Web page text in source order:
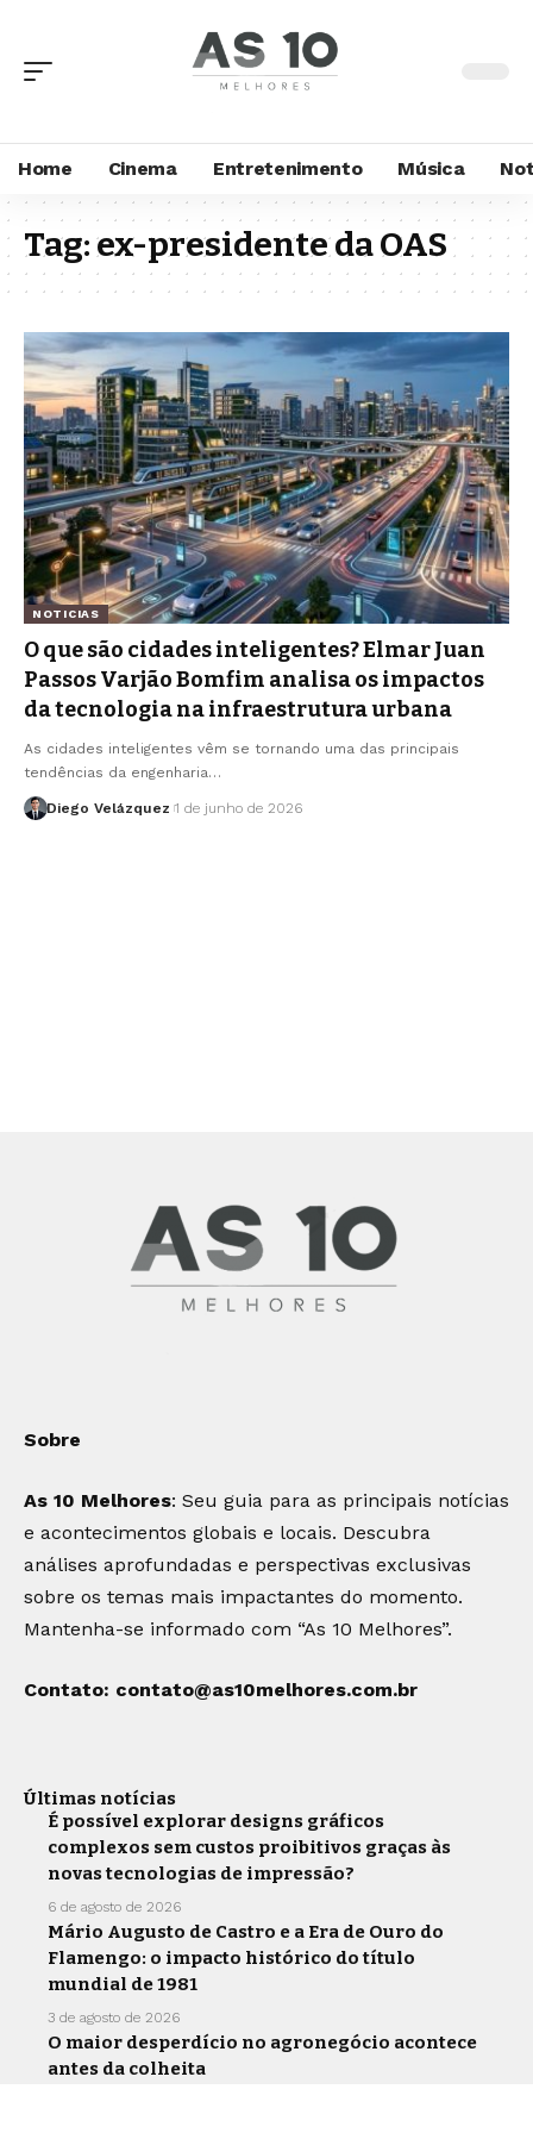
Home Cinema Entretenimento Música
Tag:ex-presidente da OAS
NOTICIAS
O que são cidades inteligentes? Elmar Juan
Passos Varjão Bomfim analisa os impactos
da tecnologia na infraestrutura urbana
As cidades inteligentes vêm se tornando uma das principais
tendências da engenharia…
Diego Velázquez 1 de junho de 2026
Sobre
As 10 Melhores: Seu guia para as principais notícias
e acontecimentos globais e locais. Descubra
análises aprofundadas e perspectivas exclusivas
sobre os temas mais impactantes do momento.
Mantenha-se informado com “As 10 Melhores”.
Contato: contato@as10melhores.com.br
Últimas notícias
É possível explorar designs gráficos
complexos sem custos proibitivos graças às
novas tecnologias de impressão?
6 de agosto de 2026
Mário Augusto de Castro e a Era de Ouro do
Flamengo: o impacto histórico do título
mundial de 1981
3 de agosto de 2026
O maior desperdício no agronegócio acontece
antes da colheita